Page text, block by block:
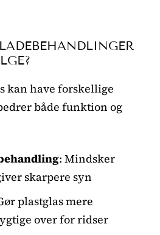
kan have forskellige
både funktion og
: Mindsker
skarpere syn
plastglas mere
over for ridser